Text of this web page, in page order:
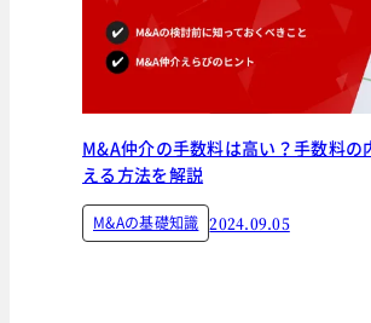
M&A仲介の手数料は高い？手数料の
える方法を解説
M&Aの基礎知識 2024.09.05